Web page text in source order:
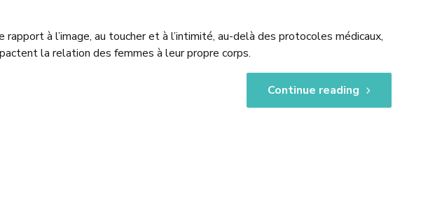
à l’image, au toucher et à l’intimité, au-delà des protocoles médicaux,
la relation des femmes à leur propre corps.
Continue reading